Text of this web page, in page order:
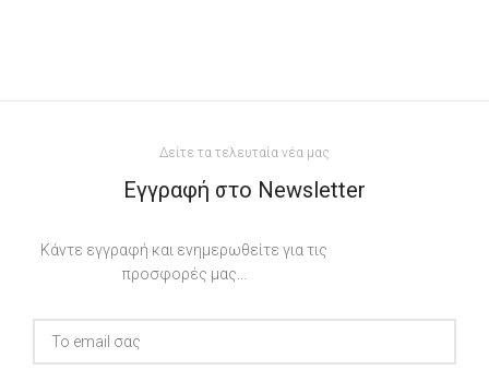
Δείτε τα τελευταία νέα μας
Εγγραφή στο Newsletter
Κάντε εγγραφή και ενημερωθείτε για τις
προσφορές μας...